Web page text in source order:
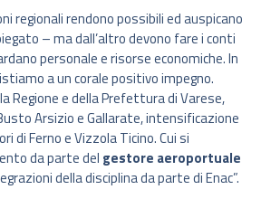
regionali rendono possibili ed auspicano
– ma dall’altro devono fare i conti
personale e risorse economiche. In
a un corale positivo impegno.
Regione e della Prefettura di Varese,
Arsizio e Gallarate, intensificazione
di Ferno e Vizzola Ticino. Cui si
da parte del gestore aeroportuale
della disciplina da parte di Enac”.